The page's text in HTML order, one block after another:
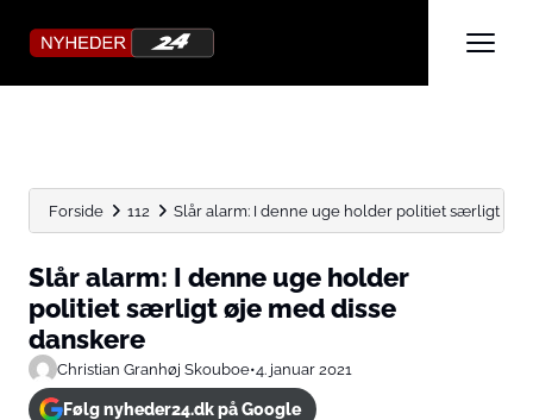
Forside 112 Slår alarm: I denne uge holder politiet særligt øje
Slår alarm: I denne uge holder
politiet særligt øje med disse
danskere
Christian Granhøj Skouboe•4. januar 2021
Følg nyheder24.dk på Google